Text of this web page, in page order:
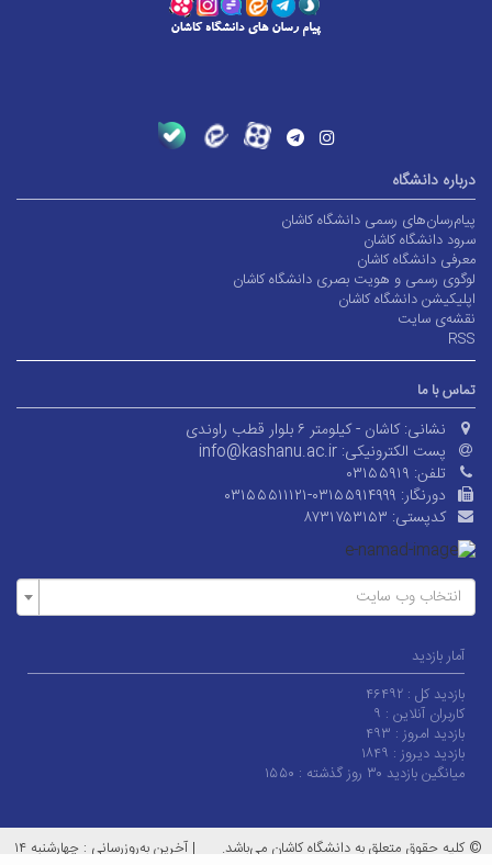
درباره دانشگاه
پیام‌رسان‌های رسمی دانشگاه کاشان
سرود دانشگاه کاشان
معرفی دانشگاه کاشان
لوگوی رسمی و هویت بصری دانشگاه کاشان
اپلیکیشن دانشگاه کاشان
نقشه‌ی سایت
RSS
تماس با ما
نشانی: کاشان - کیلومتر ۶ بلوار قطب راوندی
پست الکترونیکی: info@kashanu.ac.ir
تلفن: ۰۳۱۵۵۹۱۹
دورنگار: ۰۳۱۵۵۵۱۱۱۲۱-۰۳۱۵۵۹۱۴۹۹۹
کدپستی: ۸۷۳۱۷۵۳۱۵۳
انتخاب وب سایت
آمار بازدید
بازدید کل : ۴۶۴۹۲
کاربران آنلاین : ۹
بازدید امروز : ۴۹۳
بازدید دیروز : ۱۸۴۹
میانگین بازدید ۳۰ روز گذشته :
۱۵۵۰
© کلیه حقوق متعلق به دانشگاه کاشان می‌باشد. |
آخرین به‌روزرسانی : چهارشنبه ۱۴